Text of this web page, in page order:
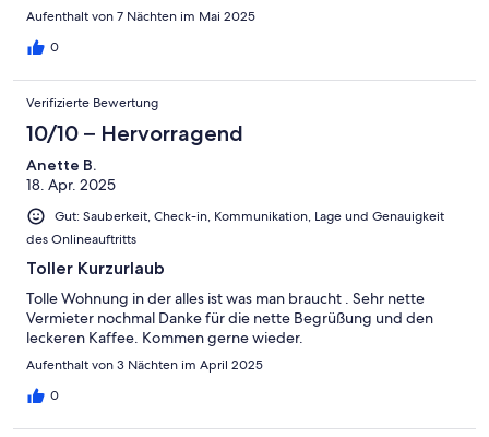
Aufenthalt von 7 Nächten im Mai 2025
0
Verifizierte Bewertung
10/10 – Hervorragend
Anette B.
18. Apr. 2025
Gut: Sauberkeit, Check-in, Kommunikation, Lage und Genauigkeit
des Onlineauftritts
Toller Kurzurlaub
Tolle Wohnung in der alles ist was man braucht . Sehr nette
Vermieter nochmal Danke für die nette Begrüßung und den
leckeren Kaffee. Kommen gerne wieder.
Aufenthalt von 3 Nächten im April 2025
0